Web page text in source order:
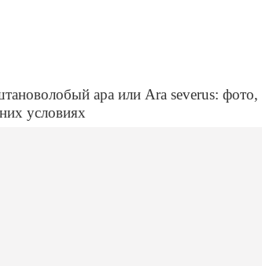
ара или Ara severus: фото,
условиях